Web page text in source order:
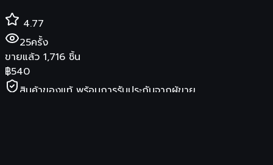
4.77
25ครั้ง
ขายแล้ว 1,716 ชิ้น
฿540
สินค้าของแท้ พร้อมการรับประกันจากผู้ขาย